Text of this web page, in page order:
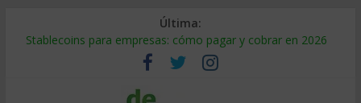
Última:
Stablecoins para empresas: cómo pagar y cobrar en 2026
Despido silencioso: qué es y por qué sale tan caro
IA en selección de personal: cómo auditarla a tiempo
Trabajo forzoso en la cadena de suministro: qué hacer